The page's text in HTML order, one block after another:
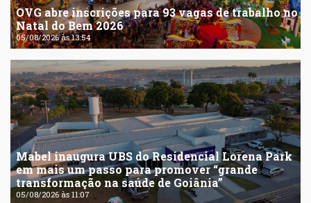
OVG abre inscrições para 93 vagas de trabalho no
Natal do Bem 2026
05/08/2026 às 13:54
Mabel inaugura UBS do Residencial Lorena Park
em mais um passo para promover “grande
transformação na saúde de Goiânia”
05/08/2026 às 11:07